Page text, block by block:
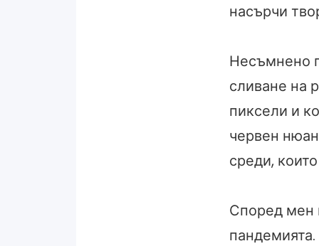
насърчи
Несъмнено
сливане на
пиксели и
червен
среди,
Според мен